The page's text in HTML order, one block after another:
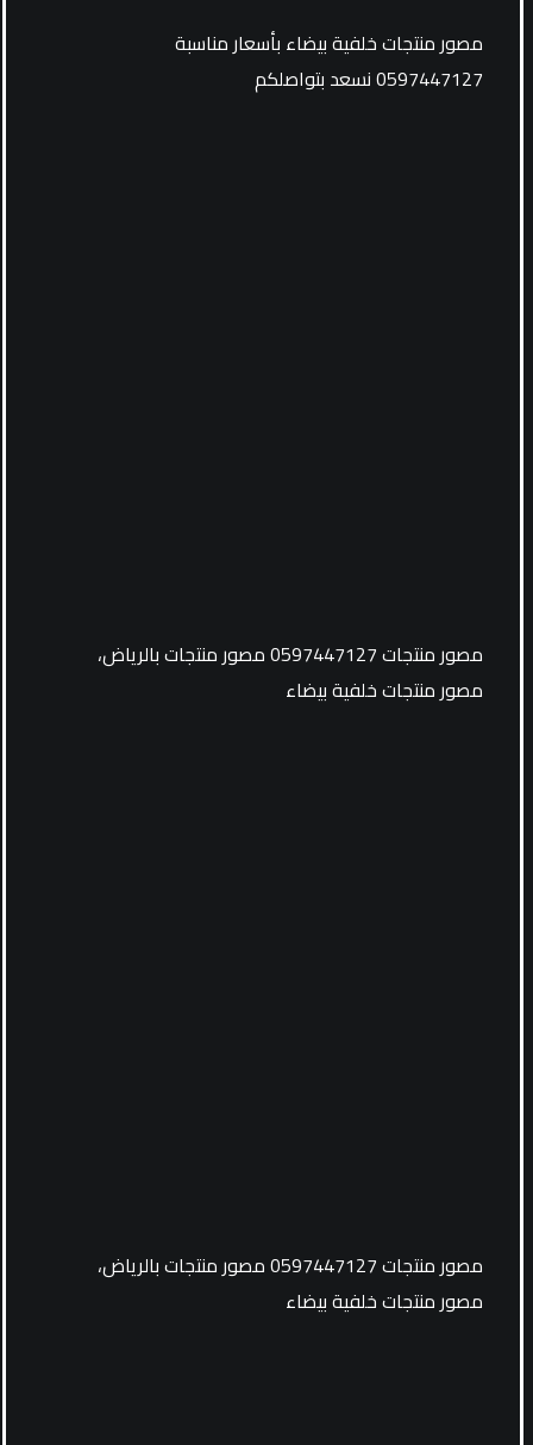
مصور منتجات خلفية بيضاء بأسعار مناسبة
0597447127 نسعد بتواصلكم
مصور منتجات 0597447127 مصور منتجات بالرياض،
مصور منتجات خلفية بيضاء
مصور منتجات 0597447127 مصور منتجات بالرياض،
مصور منتجات خلفية بيضاء